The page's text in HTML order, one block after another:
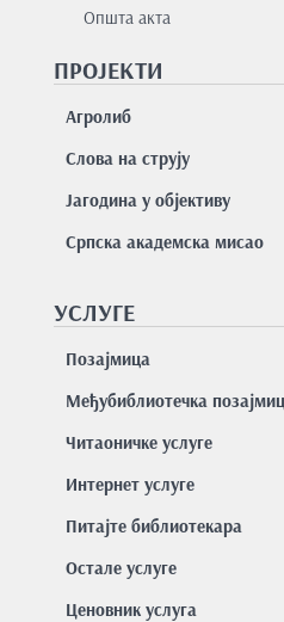
Општа акта
ПРОЈЕКТИ
Агролиб
Слова на струју
Јагодина у објективу
Српска академска мисао
УСЛУГЕ
Позајмицa
Међубиблиотечка
Читаоничке услуге
Интернет услуге
Питајте библиотекара
Остале услуге
Ценовник услуга